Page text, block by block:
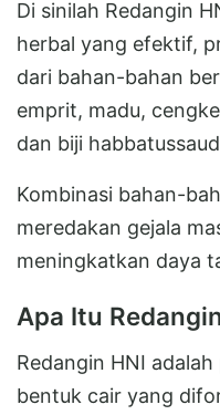
Di sinilah Redangin
herbal yang efektif,
dari bahan-bahan
emprit, madu,
dan biji
Kombinasi bahan-
meredakan gejala
meningkatkan daya
Apa Itu
Redangin HNI
bentuk cair yang